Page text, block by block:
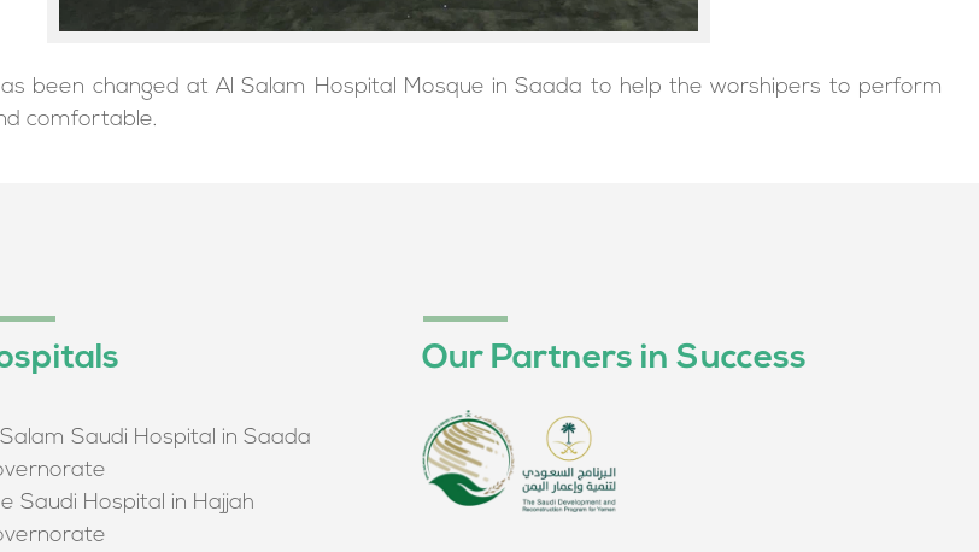
been changed at Al Salam Hospital Mosque in Saada to help the worshipers to perform
comfortable.
Saudi Hospital in Saada
Saudi Hospital in Hajjah
Our Partners in Success